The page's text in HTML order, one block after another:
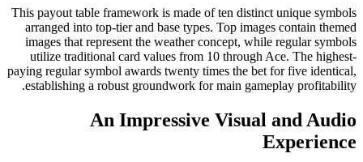
This payout table framework is made of ten distinct unique symbols
arranged into top-tier and base types. Top images contain themed
images that represent the weather concept, while regular symbols
utilize traditional card values from 10 through Ace. The highest-
paying regular symbol awards twenty times the bet for five identical,
establishing a robust groundwork for main gameplay profitability.
An Impressive Visual and Audio
Experience